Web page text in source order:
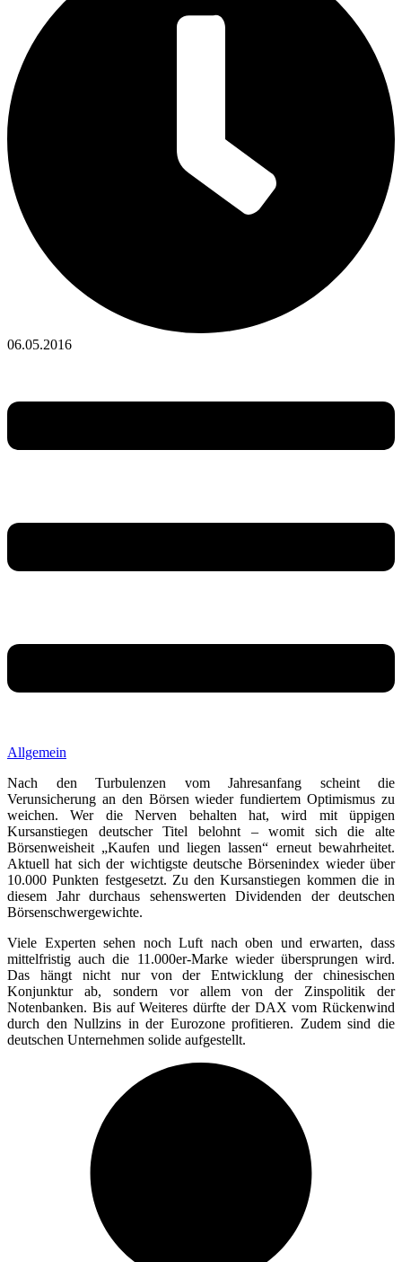
06.05.2016
Allgemein
Nach den Turbulenzen vom Jahresanfang scheint die
Verunsicherung an den Börsen wieder fundiertem Optimismus zu
weichen. Wer die Nerven behalten hat, wird mit üppigen
Kursanstiegen deutscher Titel belohnt – womit sich die alte
Börsenweisheit „Kaufen und liegen lassen“ erneut bewahrheitet.
Aktuell hat sich der wichtigste deutsche Börsenindex wieder über
10.000 Punkten festgesetzt. Zu den Kursanstiegen kommen die in
diesem Jahr durchaus sehenswerten Dividenden der deutschen
Börsenschwergewichte.
Viele Experten sehen noch Luft nach oben und erwarten, dass
mittelfristig auch die 11.000er-Marke wieder übersprungen wird.
Das hängt nicht nur von der Entwicklung der chinesischen
Konjunktur ab, sondern vor allem von der Zinspolitik der
Notenbanken. Bis auf Weiteres dürfte der DAX vom Rückenwind
durch den Nullzins in der Eurozone profitieren. Zudem sind die
deutschen Unternehmen solide aufgestellt.